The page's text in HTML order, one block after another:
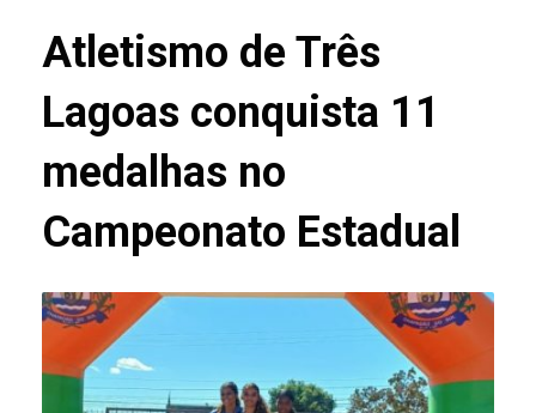
Atletismo de Três
Lagoas conquista 11
medalhas no
Campeonato Estadual